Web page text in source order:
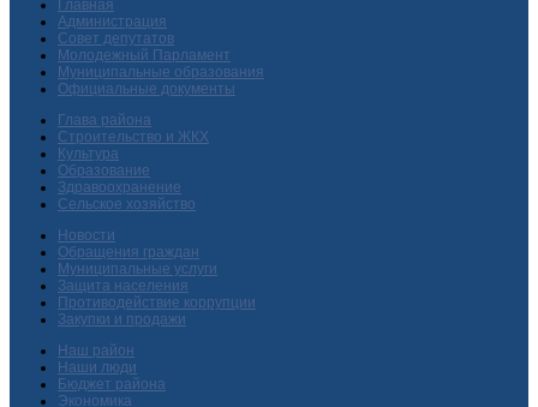
Главная
Администрация
Совет депутатов
Молодежный Парламент
Муниципальные образования
Официальные документы
Глава района
Строительство и ЖКХ
Культура
Образование
Здравоохранение
Сельское хозяйство
Новости
Обращения граждан
Муниципальные услуги
Защита населения
Противодействие коррупции
Закупки и продажи
Наш район
Наши люди
Бюджет района
Экономика